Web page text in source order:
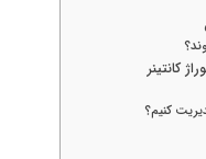
کانتینر
کنیم؟